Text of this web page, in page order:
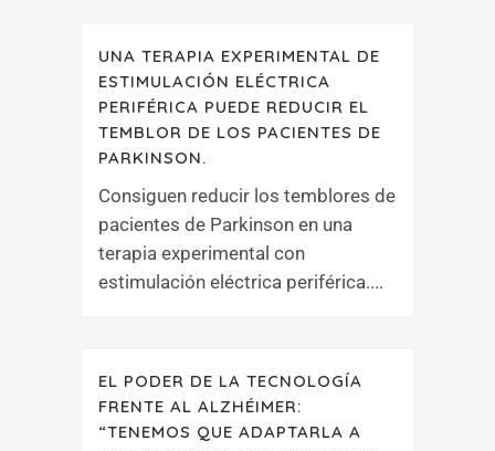
UNA TERAPIA EXPERIMENTAL DE
ESTIMULACIÓN ELÉCTRICA
PERIFÉRICA PUEDE REDUCIR EL
TEMBLOR DE LOS PACIENTES DE
PARKINSON.
Consiguen reducir los temblores de
pacientes de Parkinson en una
terapia experimental con
estimulación eléctrica periférica....
EL PODER DE LA TECNOLOGÍA
FRENTE AL ALZHÉIMER:
“TENEMOS QUE ADAPTARLA A